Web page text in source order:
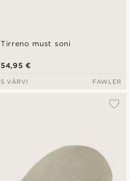
Tirreno must soni
54,95 €
5 VÄRVI FAWLER